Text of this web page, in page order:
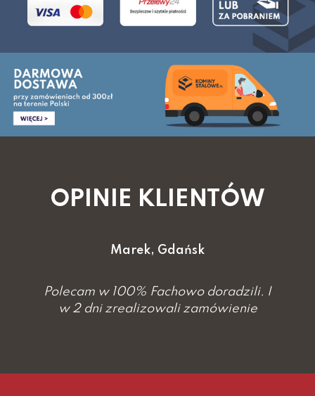
OPINIE KLIENTÓW
Marek, Gdańsk
Polecam w 100% Fachowo doradzili. I
w 2 dni zrealizowali zamówienie